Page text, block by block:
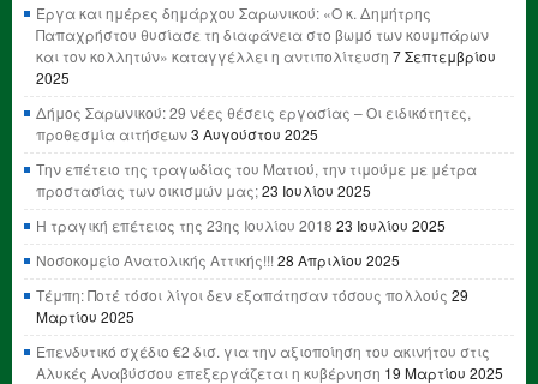
Έργα και ημέρες δημάρχου Σαρωνικού: «Ο κ. Δημήτρης
Παπαχρήστου θυσίασε τη διαφάνεια στο βωμό των κουμπάρων
και τον κολλητών» καταγγέλλει η αντιπολίτευση 7 Σεπτεμβρίου
2025
Δήμος Σαρωνικού: 29 νέες θέσεις εργασίας – Οι ειδικότητες,
προθεσμία αιτήσεων3 Αυγούστου 2025
Την επέτειο της τραγωδίας του Ματιού, την τιμούμε με μέτρα
προστασίας των οικισμών μας;23 Ιουλίου 2025
Η τραγική επέτειος της 23ης Ιουλίου 2018 23 Ιουλίου 2025
Νοσοκομείο Ανατολικής Αττικής!!! 28 Απριλίου 2025
Τέμπη: Ποτέ τόσοι λίγοι δεν εξαπάτησαν τόσους πολλούς 29
Μαρτίου 2025
Επενδυτικό σχέδιο €2 δισ. για την αξιοποίηση του ακινήτου στις
Αλυκές Αναβύσσου επεξεργάζεται η κυβέρνηση 19 Μαρτίου 2025